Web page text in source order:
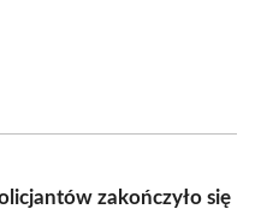
zakończyło się